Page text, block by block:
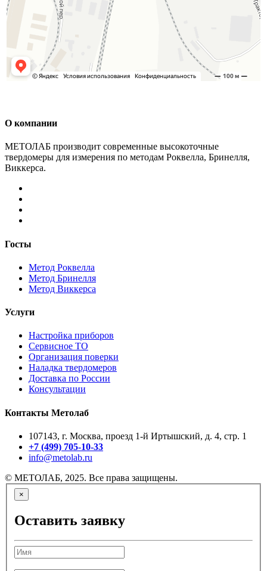
О компании
МЕТОЛАБ производит современные высокоточные
твердомеры для измерения по методам Роквелла, Бринелля,
Виккерса.
Госты
Метод Роквелла
Метод Бринелля
Метод Виккерса
Услуги
Настройка приборов
Сервисное ТО
Организация поверки
Наладка твердомеров
Доставка по России
Консультации
Контакты Метолаб
107143, г. Москва, проезд 1-й Иртышский, д. 4, стр. 1
+7 (499) 705-10-33
info@metolab.ru
© МЕТОЛАБ, 2025. Все права защищены.
×
Оставить заявку